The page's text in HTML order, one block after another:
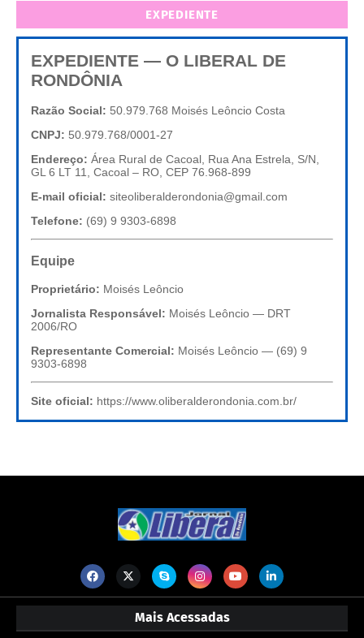
EXPEDIENTE
EXPEDIENTE — O LIBERAL DE
RONDÔNIA
Razão Social: 50.979.768 Moisés Leôncio Costa
CNPJ: 50.979.768/0001-27
Endereço: Área Rural de Cacoal, Rua Ana Estrela, S/N,
GL 6 LT 11, Cacoal – RO, CEP 76.968-899
E-mail oficial: siteoliberalderondonia@gmail.com
Telefone: (69) 9 9303-6898
Equipe
Proprietário: Moisés Leôncio
Jornalista Responsável: Moisés Leôncio — DRT
2006/RO
Representante Comercial: Moisés Leôncio — (69) 9
9303-6898
Site oficial: https://www.oliberalderondonia.com.br/
Mais Acessadas